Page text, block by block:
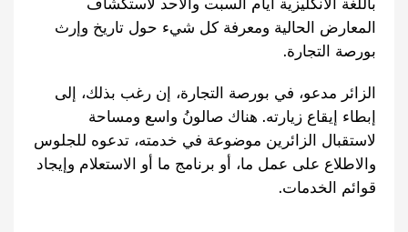
باللغة الانكليزية أيام السبت والأحد لاستكشاف
المعارض الحالية ومعرفة كل شيء حول تاريخ وإرث
بورصة التجارة.
الزائر مدعو، في بورصة التجارة، إن رغب بذلك، إلى
إبطاء إيقاع زيارته. هناك صالونُ واسع ومساحة
لاستقبال الزائرين موضوعة في خدمته، تدعوه للجلوس
والاطلاع على عمل ما، أو برنامج ما أو الاستعلام وإيجاد
قوائم الخدمات.